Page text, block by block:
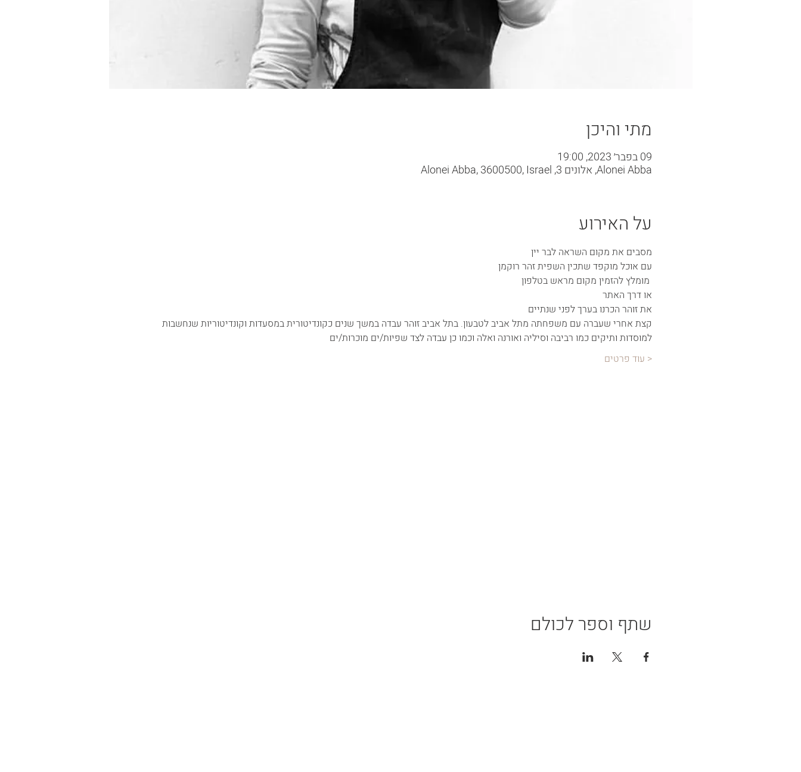
מתי והיכן
09 בפבר׳ 2023, 19:00
Alonei Abba, אלונים 3, Alonei Abba, 3600500, Israel
על האירוע
מסבים את מקום השראה לבר יין
עם אוכל מוקפד שתכין השפית זהר רוקמן
מומלץ להזמין מקום מראש בטלפון
או דרך האתר
את זוהר הכרנו בערך לפני שנתיים
קצת אחרי שעברה עם משפחתה מתל אביב לטבעון. בתל אביב זוהר עבדה במשך שנים כקונדיטורית במסעדות וקונדיטוריות שנחשבות
למוסדות ותיקים כמו רביבה וסיליה ואורנה ואלה וכמו כן עבדה לצד שפיות/ים מוכרות/ים
< עוד פרטים
שתף וספר לכולם